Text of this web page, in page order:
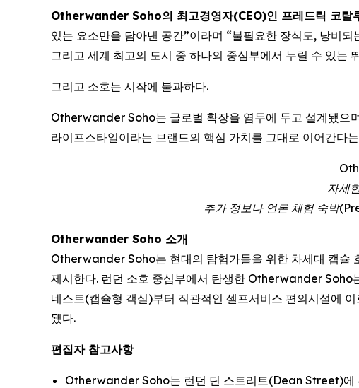
Otherwander Soho의 최고경영자(CEO)인 프레드릭 코
있는 요소만을 담아낸 공간”이라며 “불필요한 장식도, 낭비
그리고 세계 최고의 도시 중 하나의 중심부에서 누릴 수 있는
그리고 소호는 시작에 불과하다.
Otherwander Soho는 글로벌 확장을 염두에 두고 설계됐으
라이프스타일이라는 브랜드의 핵심 가치를 그대로 이어간다
자세
추가 정보나 언론 체험 숙박
Otherwander Soho 소개
Otherwander Soho는 현대의 탐험가들을 위한 차세대 캡슐
제시한다. 런던 소호 중심부에서 탄생한 Otherwander Soho
네스트(캡슐형 객실)부터 직관적인 셀프서비스 편의시설에
됐다.
편집자 참고사항
Otherwander Soho는 런던 딘 스트리트(Dean Street)에